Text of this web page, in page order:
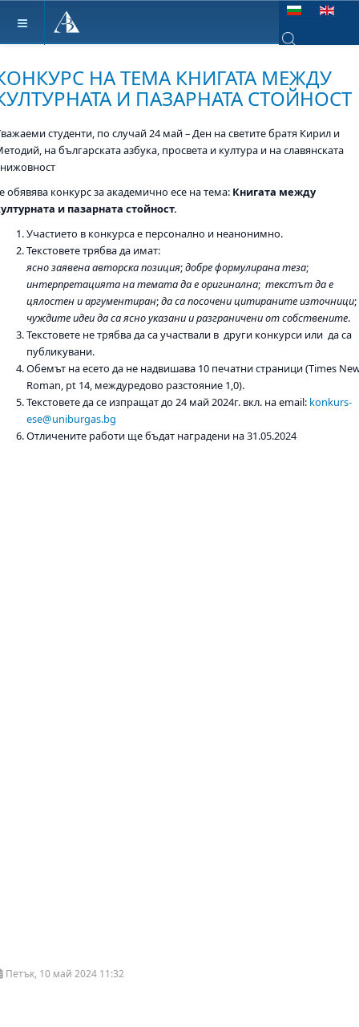
Изберете език
Type 2 or more
НА ТЕМА КНИГАТА МЕЖДУ
И ПАЗАРНАТА СТОЙНОСТ
студенти, по случай 24 май – Ден на светите братя Кирил и
на българската азбука, просвета и култура и на славянската
обявява конкурс за академично есе на тема: Книгата между
и пазарната стойност.
Участието в конкурса е персонално и неанонимно.
Текстовете трябва да имат:
ясно заявена авторска позиция;добре формулирана теза;
интерпретацията на темата да е оригинална;текстът да е
цялостен и аргументиран;да са посочени цитираните източници;
чуждите идеи да са ясно указани и разграничени от собствените.
Текстовете не трябва да са участвали в други конкурси или да са
публикувани.
Обемът на есето да не надвишава 10 печатни страници (Times
Roman, pt 14, междуредово разстояние 1,0).
Текстовете да се изпращат до 24 май 2024г. вкл. на email: konkurs-
ese@uniburgas.bg
Отличените работи ще бъдат наградени на 31.05.2024
Петък, 10 май 2024 11:32